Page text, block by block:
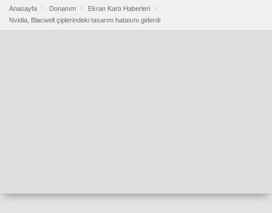
Anasayfa Donanım
Ekran Kartı Haberleri
Nvidia, Blacwell çiplerindeki tasarım hatasını giderdi